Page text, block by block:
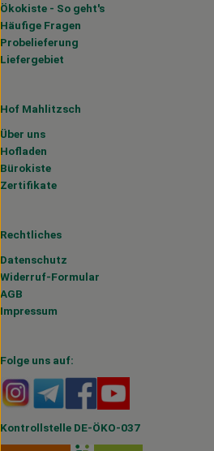
Ökokiste - So geht's
Häufige Fragen
Probelieferung
Liefergebiet
Hof Mahlitzsch
Über uns
Hofladen
Bürokiste
Zertifikate
Rechtliches
Datenschutz
Widerruf-Formular
AGB
Impressum
Folge uns auf:
Externer Link zu https://
Externer Link zu https://
Externer Link zu
Kontrollstelle DE-ÖKO-037